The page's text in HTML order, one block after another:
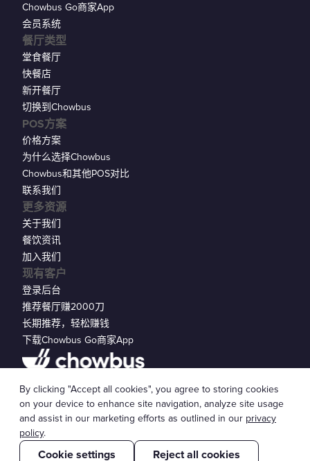
现有客户
登录后台
推荐餐厅赚2000刀
长期推荐，轻松赚钱
下载Chowbus Go商家App
Chowbus Go商家App
会员系统
餐厅类型
堂食餐厅
快餐店
新开餐厅
切换到Chowbus
POS方案
价格方案
为什么选择Chowbus
Chowbus和其他POS对比
联系我们
更多资源
关于我们
餐饮资讯
加入我们
© 2026 Chowbus, Inc.Cookie 设置
By clicking "Accept all cookies", you agree to storing cookies
on your device to enhance site navigation, analyze site usage
and assist in our marketing efforts as outlined in our privacy
policy.
Cookie settings Reject all cookies